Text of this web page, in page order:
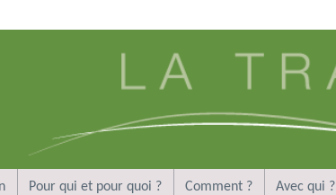
Pour qui et pour quoi ? Comment ? Avec qui ?